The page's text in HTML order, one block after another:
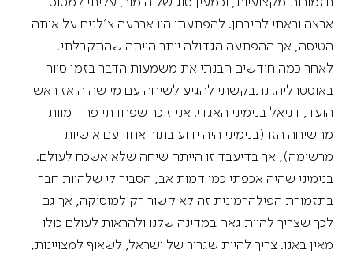
ארצה ובאתי להיבחן. להפתעתי היו ארבעה צ'לנים על אותה
הטיסה, אך ההפתעה הגדולה יותר הייתה שהתקבלתי!
לאחר כמה חודשים הבנתי את משמעות הדבר בזמן סיור
באוסטרליה. נתבקשתי להגיע לשיחה עם מי שהיה אז ראש
הועד, דניאל בנימיני האגדי. אני זוכר שפחדתי פחד מוות
מהשיחה הזו (בנימיני היה ידוע בתור אחד עם אישיות
מרשימה), אך בדיעבד זו הייתה שיחה שלא אשכח לעולם.
בנימיני שהיה אכפתי כמו דמות אב, הסביר לי שלהיות חבר
בתזמורת הפילהרמונית זה לא קשור רק למוסיקה, אך גם
לכך שצריך להיות גאה במדינה שלנו ולהראות לעולם כולו
מאין באנו. צריך להיות שגריר של ישראל, לשאוף למצויינות,